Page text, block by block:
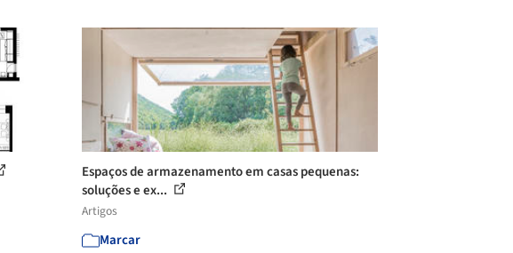
Espaços de armazenamento em casas pequenas:
soluções e ex...
Artigos
Marcar